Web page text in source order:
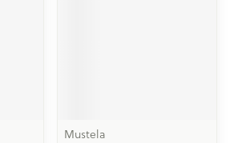
Mustela